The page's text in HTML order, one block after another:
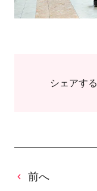
シェアする
前へ